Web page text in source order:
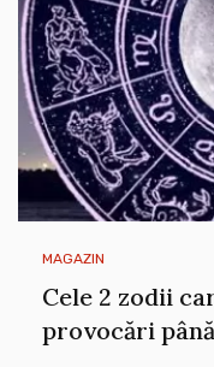
MAGAZIN
Cele 2 zodii
provocări